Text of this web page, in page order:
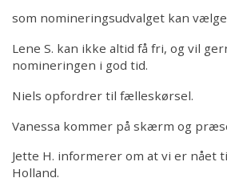
som nomineringsudvalget kan
Lene S. kan ikke altid få fri, og vil
nomineringen i god tid.
Niels opfordrer til fælleskørsel.
Vanessa kommer på skærm og
Jette H. informerer om at vi er nået
Holland.